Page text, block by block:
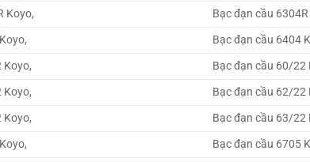
Koyo,
Bạc đạn cầu
Bạc đạn cầu 6404
Koyo,
Bạc đạn cầu 60/22
Koyo,
Bạc đạn cầu 62/22
Koyo,
Bạc đạn cầu 63/22
Bạc đạn cầu 6705